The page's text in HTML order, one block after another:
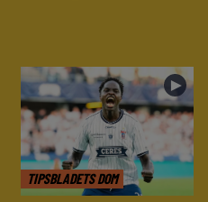
TIPSBLADETS DOM
►